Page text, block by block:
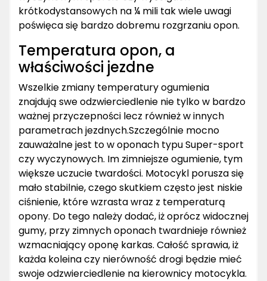
krótkodystansowych na ¼ mili tak wiele uwagi
poświęca się bardzo dobremu rozgrzaniu opon.
Temperatura opon, a
właściwości jezdne
Wszelkie zmiany temperatury ogumienia
znajdują swe odzwierciedlenie nie tylko w bardzo
ważnej przyczepności lecz również w innych
parametrach jezdnych.Szczególnie mocno
zauważalne jest to w oponach typu Super-sport
czy wyczynowych. Im zimniejsze ogumienie, tym
większe uczucie twardości. Motocykl porusza się
mało stabilnie, czego skutkiem często jest niskie
ciśnienie, które wzrasta wraz z temperaturą
opony. Do tego należy dodać, iż oprócz widocznej
gumy, przy zimnych oponach twardnieje również
wzmacniający oponę karkas. Całość sprawia, iż
każda koleina czy nierówność drogi będzie mieć
swoje odzwierciedlenie na kierownicy motocykla.